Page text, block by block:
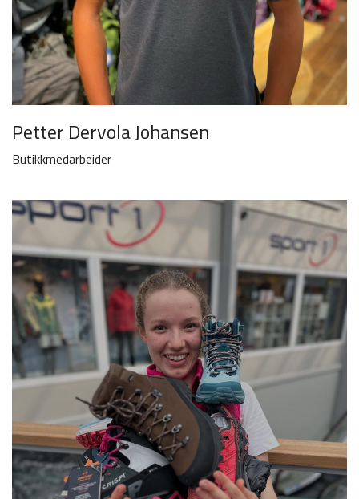
Petter Dervola Johansen
Butikkmedarbeider